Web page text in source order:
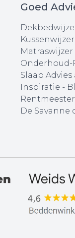
Goed
Kussenwijzer
Matraswijzer
Slaap
Inspiratie -
De Savanne